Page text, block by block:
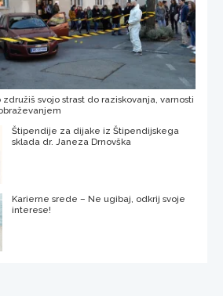
svojo strast do raziskovanja, varnosti
Štipendije za dijake iz Štipendijskega
sklada dr. Janeza Drnovška
Karierne srede – Ne ugibaj, odkrij svoje
interese!